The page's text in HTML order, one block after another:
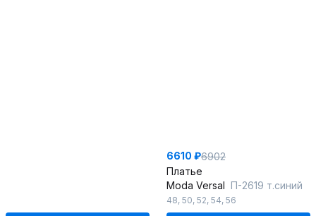
6610 ₽6902
Платье
Moda Versal П-2619 т.синий
48, 50, 52, 54, 56